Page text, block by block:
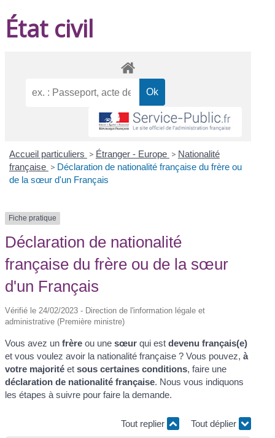
État civil
Accueil particuliers > Étranger - Europe > Nationalité
française > Déclaration de nationalité française du frère ou
de la sœur d'un Français
Fiche pratique
Déclaration de nationalité
française du frère ou de la sœur
d'un Français
Vérifié le 24/02/2023 - Direction de l'information légale et
administrative (Première ministre)
Vous avez unfrère ou unesœur qui estdevenu français(e)
et vous voulez avoir la nationalité française ? Vous pouvez,à
votre majorité etsous certaines conditions, faire une
déclaration de nationalité française. Nous vous indiquons
les étapes à suivre pour faire la demande.
Tout replier Tout déplier